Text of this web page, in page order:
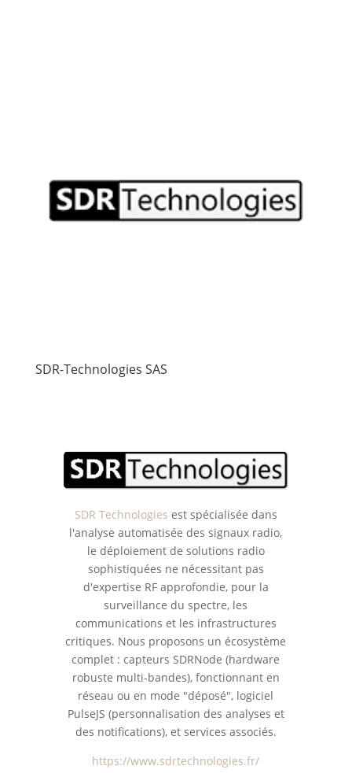
SDR-Technologies SAS
SDR Technologies est spécialisée dans
l'analyse automatisée des signaux radio,
le déploiement de solutions radio
sophistiquées ne nécessitant pas
d'expertise RF approfondie, pour la
surveillance du spectre, les
communications et les infrastructures
critiques. Nous proposons un écosystème
complet : capteurs SDRNode (hardware
robuste multi-bandes), fonctionnant en
réseau ou en mode "déposé", logiciel
PulseJS (personnalisation des analyses et
des notifications), et services associés.
https://www.sdrtechnologies.fr/